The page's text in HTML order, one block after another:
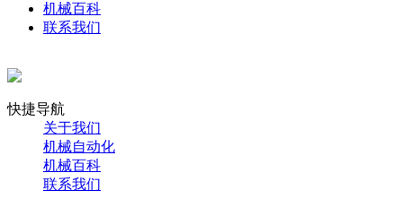
机械百科
联系我们
快捷导航
关于我们
机械自动化
机械百科
联系我们